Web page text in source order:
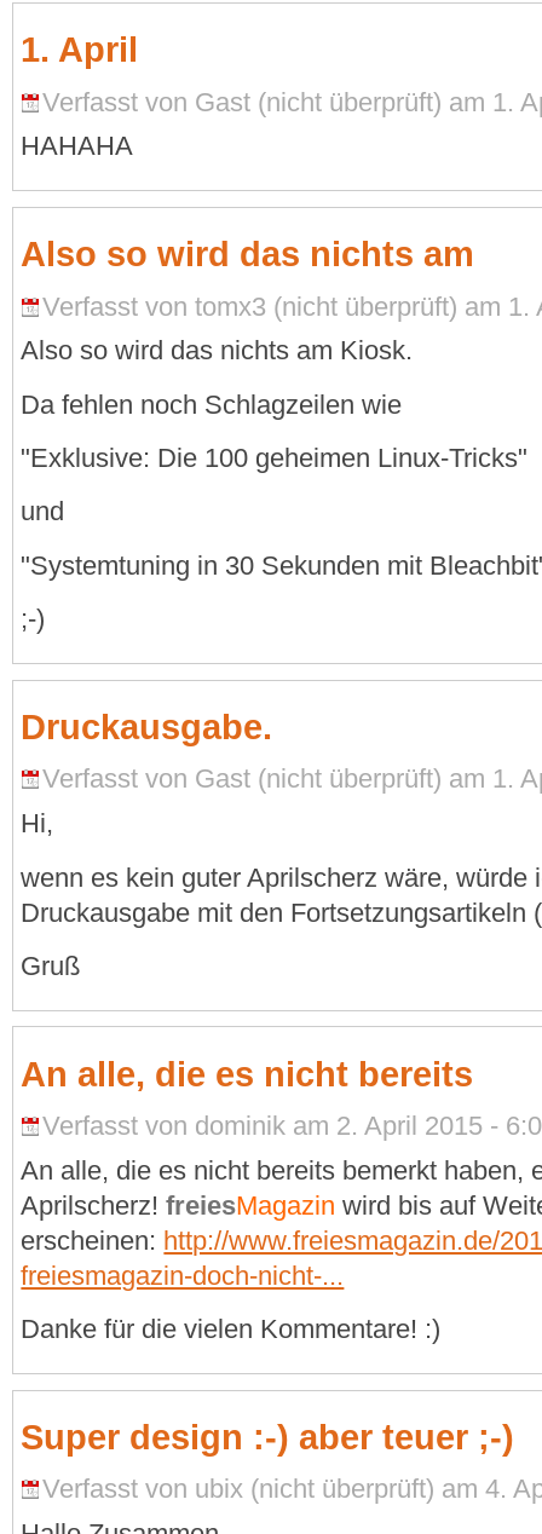
1. April
Verfasst von Gast (nicht überprüft) am 1.
HAHAHA
Also so wird das nichts am
Verfasst von tomx3 (nicht überprüft) am 1.
Also so wird das nichts am Kiosk.
Da fehlen noch Schlagzeilen wie
"Exklusive: Die 100 geheimen Linux-Tricks"
und
"Systemtuning in 30 Sekunden mit
;-)
Druckausgabe.
Verfasst von Gast (nicht überprüft) am 1.
Hi,
wenn es kein guter Aprilscherz wäre, würde
Druckausgabe mit den Fortsetzungsartikeln
Gruß
An alle, die es nicht bereits
Verfasst von dominik am 2. April 2015 -
An alle, die es nicht bereits bemerkt haben,
Aprilscherz!freiesMagazin wird bis auf
erscheinen: http://www.freiesmagazin.de/
freiesmagazin-doch-nicht-...
Danke für die vielen Kommentare! :)
Super design :-) aber teuer ;-)
Verfasst von ubix (nicht überprüft) am 4.